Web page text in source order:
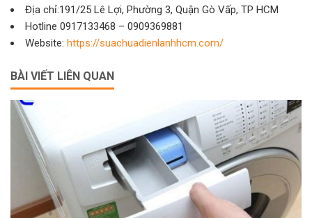
Địa chỉ:191/25 Lê Lợi, Phường 3, Quận Gò Vấp, TP HCM
Hotline 0917133468 – 0909369881
Website: https://suachuadienlanhhcm.com/
BÀI VIẾT LIÊN QUAN